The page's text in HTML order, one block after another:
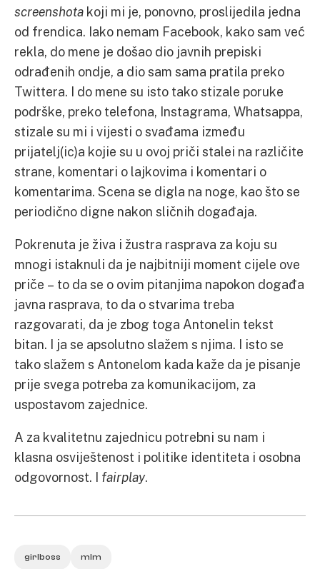
screenshota koji mi je, ponovno, proslijedila jedna
od frendica. Iako nemam Facebook, kako sam već
rekla, do mene je došao dio javnih prepiski
odrađenih ondje, a dio sam sama pratila preko
Twittera. I do mene su isto takostizale poruke
podrške, preko telefona, Instagrama, Whatsappa,
stizale su mi i vijesti o svađama između
prijatelj(ic)a kojie su u ovoj priči stalei na različite
strane, komentari o lajkovima i komentari o
komentarima. Scena se digla na noge, kao što se
periodično digne nakon sličnih događaja.
Pokrenuta je živa i žustra rasprava za koju su
mnogi istaknuli da je najbitniji moment cijele ove
priče – to da se o ovim pitanjima napokon događa
javna rasprava, to da o stvarima treba
razgovarati, da je zbog toga Antonelin tekst
bitan. I ja se apsolutno slažem s njima. I isto se
tako slažem s Antonelom kada kaže da je pisanje
prije svega potreba za komunikacijom, za
uspostavom zajednice.
A za kvalitetnu zajednicu potrebni su nam i
klasna osviještenost i politike identiteta i osobna
odgovornost. I fairplay.
girlboss mlm